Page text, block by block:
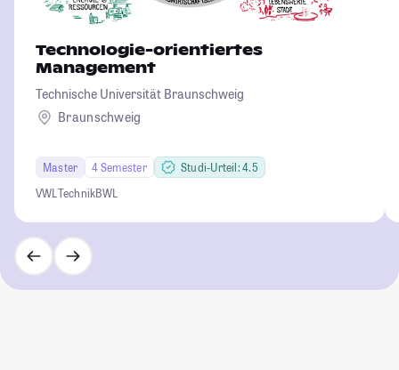
Technologie-orientiertes
Management
Technische Universität Braunschweig
Braunschweig
Master 4 Semester
Studi-Urteil: 4.5
VWL TechnikBWL